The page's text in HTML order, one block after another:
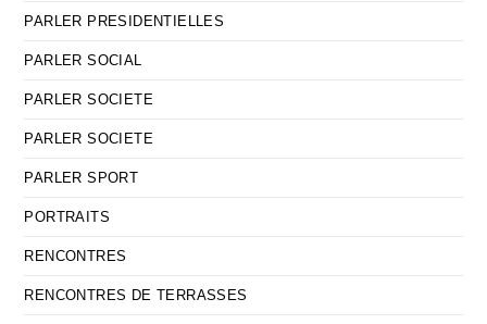
PARLER PRESIDENTIELLES
PARLER SOCIAL
PARLER SOCIETE
PARLER SOCIETE
PARLER SPORT
PORTRAITS
RENCONTRES
RENCONTRES DE TERRASSES